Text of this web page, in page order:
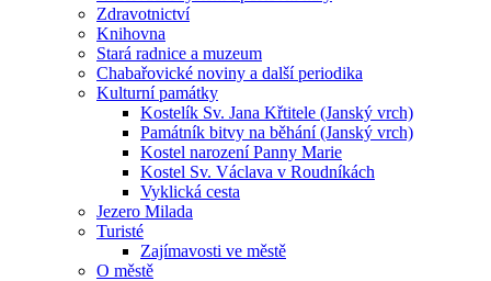
Zdravotnictví
Knihovna
Stará radnice a muzeum
Chabařovické noviny a další periodika
Kulturní památky
Kostelík Sv. Jana Křtitele (Janský vrch)
Památník bitvy na běhání (Janský vrch)
Kostel narození Panny Marie
Kostel Sv. Václava v Roudníkách
Vyklická cesta
Jezero Milada
Turisté
Zajímavosti ve městě
O městě